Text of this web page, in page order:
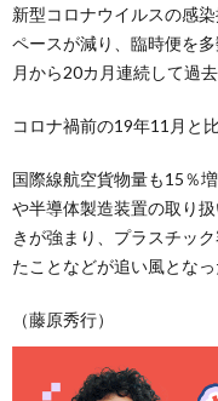
新型コロナウイルスの感
ペースが減り、臨時便を
月から20カ月連続して過
コロナ禍前の19年11月と
国際線航空貨物量も15％
や半導体製造装置の取り
きが強まり、プラスチッ
たことなどが追い風となっ
（藤原秀行）